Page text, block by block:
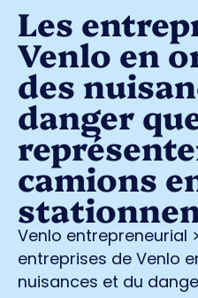
Les
Venlo en
des
danger
camions
Venlo entrepreneurial >
entreprises de Venlo
nuisances et du